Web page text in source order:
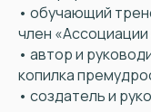
• обучающий
член
• автор и
копилка
• создатель и